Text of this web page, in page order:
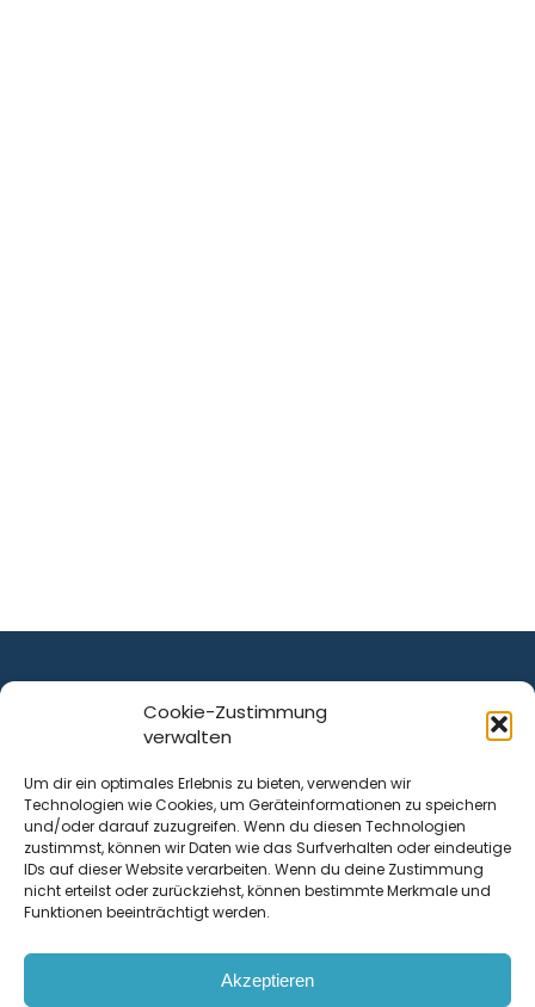
Cookie-Zustimmung
verwalten
Um dir ein optimales Erlebnis zu bieten, verwenden wir
Technologien wie Cookies, um Geräteinformationen zu speichern
und/oder darauf zuzugreifen. Wenn du diesen Technologien
zustimmst, können wir Daten wie das Surfverhalten oder eindeutige
IDs auf dieser Website verarbeiten. Wenn du deine Zustimmung
nicht erteilst oder zurückziehst, können bestimmte Merkmale und
Funktionen beeinträchtigt werden.
Akzeptieren
ist ein Service von
Krenn Real GmbH
Tischlerstraße 12
4050Traun| Österreich
Kontakt